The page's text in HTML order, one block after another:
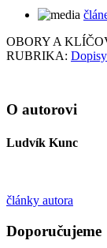
OBORY A
RUBRIKA:
O autorovi
Ludvík Kunc
články autora
Doporučujeme